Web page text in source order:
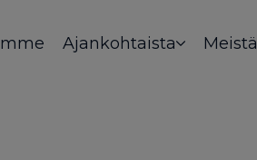
Ajankohtaista Meistä